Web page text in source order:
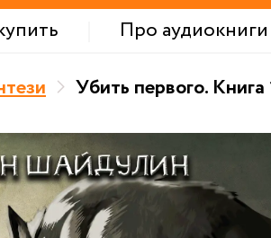
Про аудиокниги
Убить первого. Книга